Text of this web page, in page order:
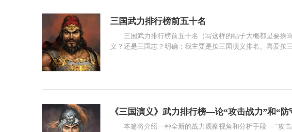
三国武力排行榜前五十名
三国武力排行榜前五十名（写这样的帖子大概都是要挨
义？还是三国志？明确：我主要是按三国演义排名。喜爱按
但是超一流武将
《三国演义》武力排行榜—论“攻击战力”和“防
本篇将介绍一种全新的战力观察视角和分析手段 -- “攻